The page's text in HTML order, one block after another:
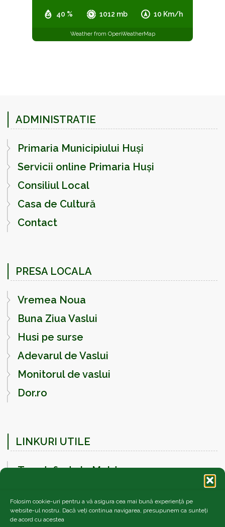
Folosim cookie-uri pentru a vă asigura cea mai bună experiență pe
website-ul nostru. Dacă veți continua navigarea, presupunem ca sunteți
de acord cu acestea
40 % 1012 mb 10 Km/h
Weather from OpenWeatherMap
ADMINISTRATIE
Primaria Municipiului Huși
Servicii online Primaria Huși
Consiliul Local
Casa de Cultură
Contact
PRESA LOCALA
Vremea Noua
Buna Ziua Vaslui
Husi pe surse
Adevarul de Vaslui
Monitorul de vaslui
Dor.ro
LINKURI UTILE
Trandafir de la Moldova
Parcuri Verzi SRL